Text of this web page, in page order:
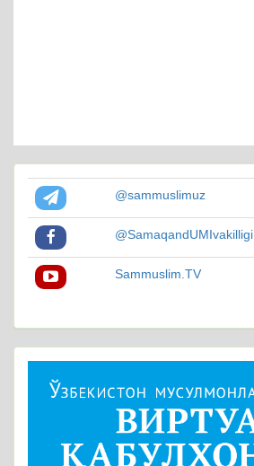
@sammuslimuz
@SamaqandUMIvakilligi
Sammuslim.TV